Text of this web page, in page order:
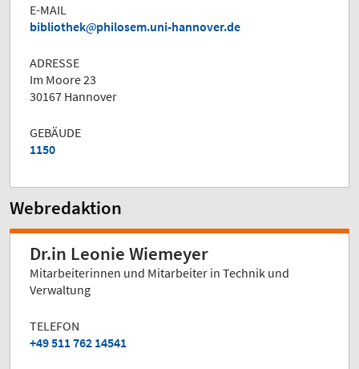
E-MAIL
bibliothek
philosem.uni-hannover.de
ADRESSE
Im Moore 23
30167 Hannover
GEBÄUDE
1150
Webredaktion
Dr.in Leonie Wiemeyer
Mitarbeiterinnen und Mitarbeiter in Technik und
Verwaltung
TELEFON
+49 511 762 14541